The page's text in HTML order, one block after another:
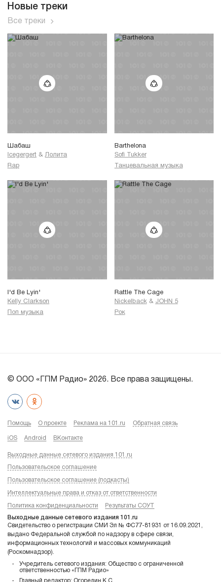
Новые треки
Все треки
Шабаш
Icegergert & Лолита
Rap
Barthelona
Sofi Tukker
Танцевальная музыка
I'd Be Lyin'
Kelly Clarkson
Поп музыка
Rattle The Cage
Nickelback & JOHN 5
Рок
© ООО «ГПМ Радио» 2026. Все права защищены.
Помощь О проекте Реклама на 101.ru Обратная связь
iOS Android ВКонтакте
Выходные данные сетевого издания 101.ru
Пользовательское соглашение
Пользовательское соглашение (подкасты)
Интеллектуальные права и отказ от ответственности
Политика конфиденциальности Результаты СОУТ
Выходные данные сетевого издания 101.ru
Свидетельство о регистрации СМИ Эл № ФС77-81931 от 16.09.2021,
выдано Федеральной службой по надзору в сфере связи,
информационных технологий и массовых коммуникаций
(Роскомнадзор).
Учредитель сетевого издания: Общество с ограниченной
ответственностью «ГПМ Радио»
Главный редактор: Огорелин К.С.